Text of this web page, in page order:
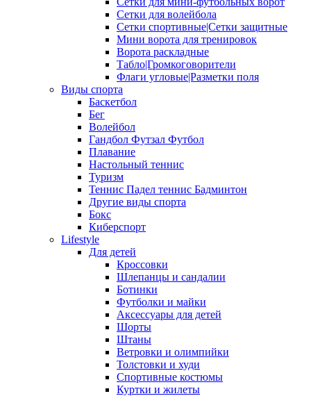
Сетки для волейбола
Сетки спортивные|Сетки защитные
Мини ворота для тренировок
Ворота раскладные
Табло|Громкоговорители
Флаги угловые|Разметки поля
Виды спорта
Баскетбол
Бег
Волейбол
Гандбол Футзал Футбол
Плавание
Настольный теннис
Туризм
Теннис Падел теннис Бадминтон
Другие виды спорта
Бокс
Киберспорт
Lifestyle
Для детей
Кроссовки
Шлепанцы и сандалии
Ботинки
Футболки и майки
Аксессуары для детей
Шорты
Штаны
Ветровки и олимпийки
Толстовки и худи
Спортивные костюмы
Куртки и жилеты